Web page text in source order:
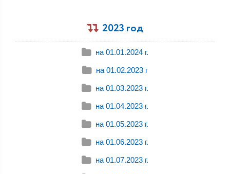
2023 год
на 01.01.2024 г.
на 01.02.2023 г
на 01.03.2023 г.
на 01.04.2023 г.
на 01.05.2023 г.
на 01.06.2023 г.
на 01.07.2023 г.